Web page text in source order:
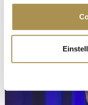
Cookie-Erklärung
Trigger Symbol
Informationen
erfassen, welche
bestimmten